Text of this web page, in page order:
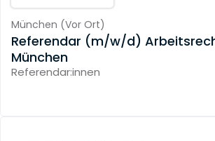
München (Vor Ort)
Referendar (m/w/d)
München
Referendar:innen